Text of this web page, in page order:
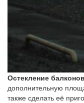
Остекление
дополнительную
также сделать её